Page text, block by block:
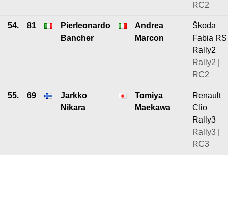
RC2
54. 81
Pierleonardo
Bancher
Andrea
Marcon
Škoda
Fabia RS
Rally2
Rally2 |
RC2
55. 69
Jarkko
Nikara
Tomiya
Maekawa
Renault
Clio
Rally3
Rally3 |
RC3